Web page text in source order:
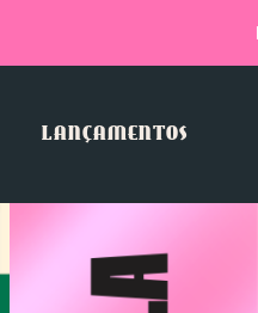
LANÇAMENTOS